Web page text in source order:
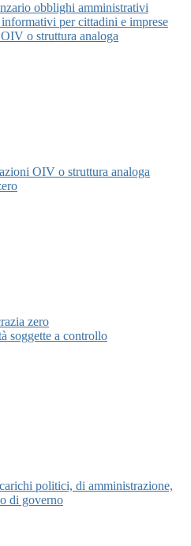
obblighi amministrativi
per cittadini e imprese
o struttura analoga
OIV o struttura analoga
zero
soggette a controllo
politici, di amministrazione,
di governo